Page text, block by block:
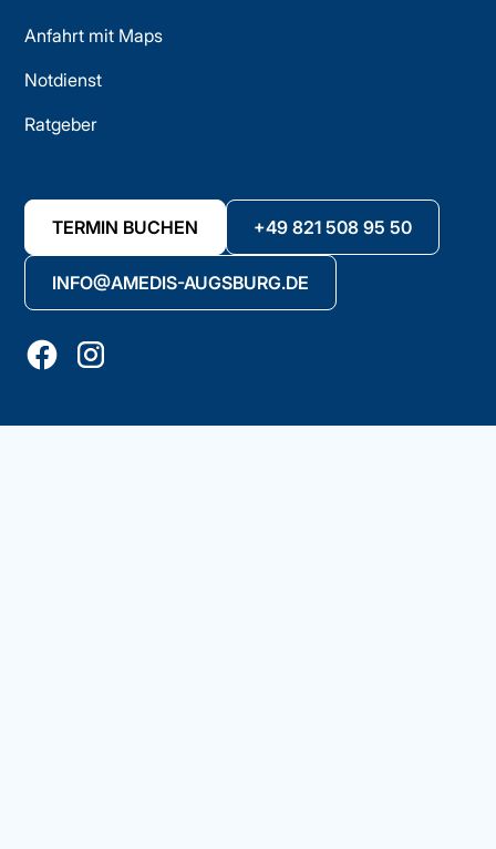
Anfahrt mit Maps
Notdienst
Ratgeber
TERMIN BUCHEN +49 821 508 95 50
INFO@AMEDIS-AUGSBURG.DE